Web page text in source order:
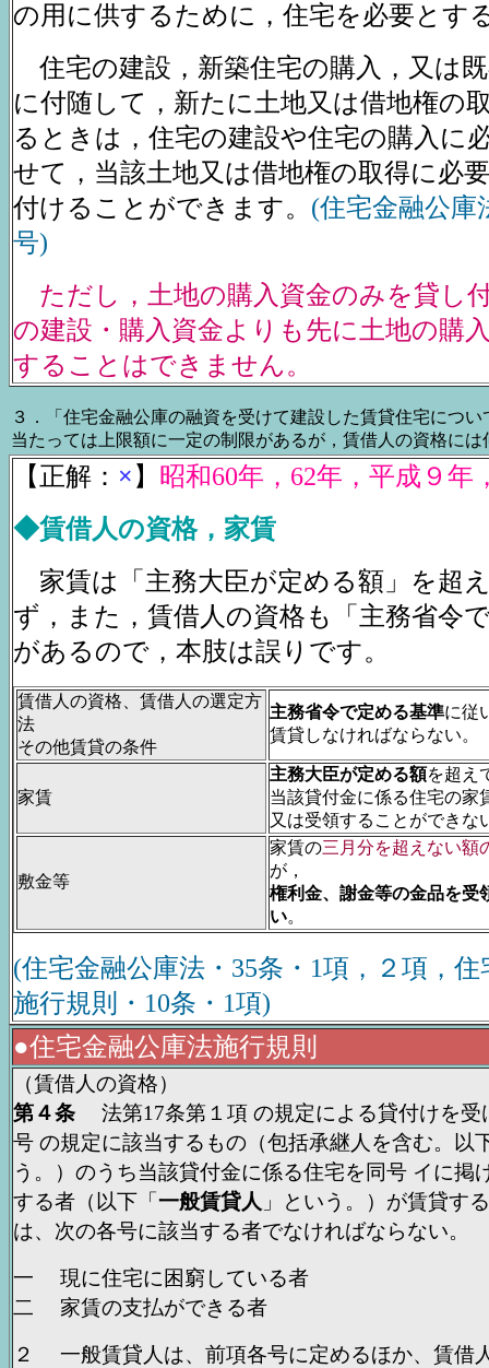
の用に供するために，住宅を必要とす
住宅の建設，新築住宅の購入，又は
に付随して，新たに土地又は借地権の
るときは，住宅の建設や住宅の購入に
せて，当該土地又は借地権の取得に必
付けることができます。 (住宅金融公庫
号)
ただし，土地の購入資金のみを貸し
の建設・購入資金よりも先に土地の購
することはできません。
３．「住宅金融公庫の融資を受けて建設した賃貸住宅につ
当たっては上限額に一定の制限があるが，賃借人の資格に
【正解： × 】 昭和60年，62年，平成９年
◆賃借人の資格，家賃
家賃は「主務大臣が定める額」を超
ず，また，賃借人の資格も「主務省令
があるので，本肢は誤りです。
賃借人の資格、賃借人の選定方
法
その他賃貸の条件
主務省令で定める基準に従
賃貸しなければならない。
家賃
主務大臣が定める額を超え
当該貸付金に係る住宅の家
又は受領することができな
敷金等
家賃の三月分を超えない額
が，
権利金、謝金等の金品を受
い。
(住宅金融公庫法・35条・1項，２項，
施行規則・10条・1項)
●住宅金融公庫法施行規則
（賃借人の資格）
第４条 法第17条第１項 の規定による貸付けを受
号 の規定に該当するもの（包括承継人を含む。以
う。）のうち当該貸付金に係る住宅を同号 イに掲
する者（以下「 一般賃貸人 」という。）が賃貸す
は、次の各号に該当する者でなければならない。
一 現に住宅に困窮している者
二 家賃の支払ができる者
２ 一般賃貸人は、前項各号に定めるほか、賃借